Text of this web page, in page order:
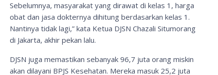
Sebelumnya, masyarakat yang dirawat di kelas 1, harga
obat dan jasa dokternya dihitung berdasarkan kelas 1.
Nantinya tidak lagi,” kata Ketua DJSN Chazali Situmorang
di Jakarta, akhir pekan lalu.
DJSN juga memastikan sebanyak 96,7 juta orang miskin
akan dilayani BPJS Kesehatan. Mereka masuk 25,2 juta